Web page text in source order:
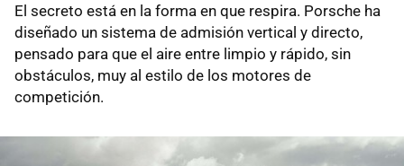
El secreto está en la forma en que respira. Porsche ha
diseñado un sistema de admisión vertical y directo,
pensado para que el aire entre limpio y rápido, sin
obstáculos, muy al estilo de los motores de
competición.